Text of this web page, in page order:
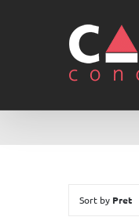
Sort by Pret